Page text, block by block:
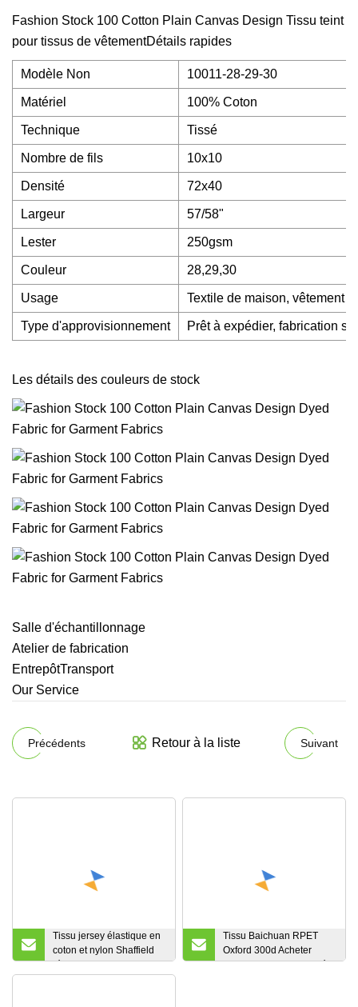
Fashion Stock 100 Cotton Plain Canvas Design Tissu teint
pour tissus de vêtementDétails rapides
Modèle Non 10011-28-29-30
Matériel 100% Coton
Technique Tissé
Nombre de fils 10x10
Densité 72x40
Largeur 57/58"
Lester 250gsm
Couleur 28,29,30
Usage Textile de maison, vêtement
Type d'approvisionnement Prêt à expédier, fabrication
Les détails des couleurs de stock
Salle d'échantillonnage
Atelier de fabrication
EntrepôtTransport
Our Service
Précédents Retour à la liste Suivant
Tissu jersey élastique en
coton et nylon Shaffield
résistant au soleil
Tissu Baichuan RPET
Oxford 300d Acheter
Tissu Polyester Recyclé